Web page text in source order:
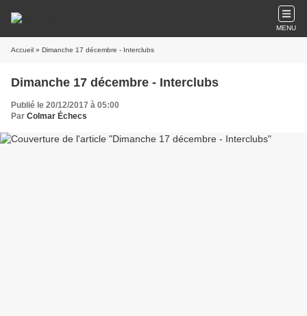
MENU
Accueil » Dimanche 17 décembre - Interclubs
Dimanche 17 décembre - Interclubs
Publié le 20/12/2017 à 05:00
Par Colmar Échecs